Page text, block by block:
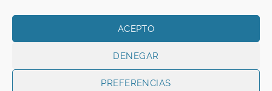
ACEPTO
DENEGAR
PREFERENCIAS
TÉRMINOS Y CONDICIONES
Copyright 2026 ©FunciFUNCI es titular de los derechos de propiedad
intelectual e industrial de este sitio web, y es también titular o tiene la